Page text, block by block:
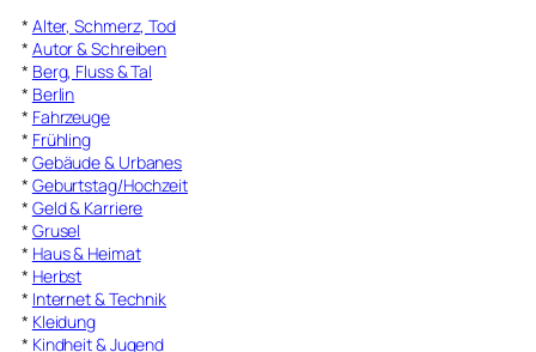
* Alter, Schmerz, Tod
* Autor & Schreiben
* Berg, Fluss & Tal
* Berlin
* Fahrzeuge
* Frühling
* Gebäude & Urbanes
* Geburtstag/Hochzeit
* Geld & Karriere
* Grusel
* Haus & Heimat
* Herbst
* Internet & Technik
* Kleidung
* Kindheit & Jugend